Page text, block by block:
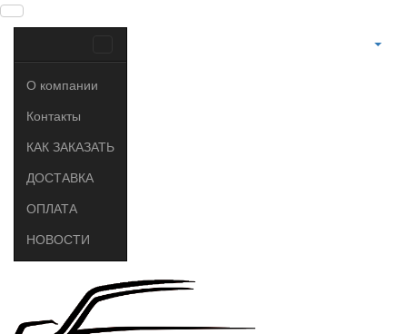
О компании
Контакты
КАК ЗАКАЗАТЬ
ДОСТАВКА
ОПЛАТА
НОВОСТИ